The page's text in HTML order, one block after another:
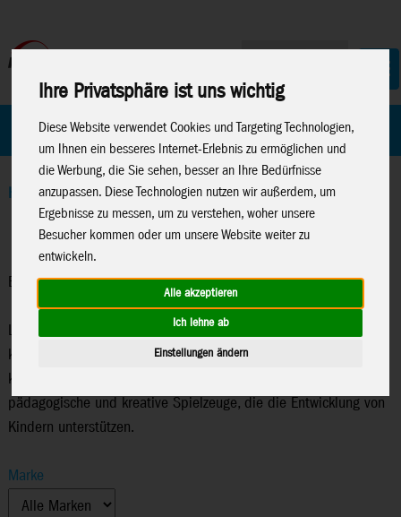
Ihre Privatsphäre ist uns wichtig
Diese Website verwendet Cookies und Targeting Technologien,
um Ihnen ein besseres Internet-Erlebnis zu ermöglichen und
die Werbung, die Sie sehen, besser an Ihre Bedürfnisse
anzupassen. Diese Technologien nutzen wir außerdem, um
Ergebnisse zu messen, um zu verstehen, woher unsere
Besucher kommen oder um unsere Website weiter zu
entwickeln.
Alle akzeptieren
Ich lehne ab
Einstellungen ändern
Home Marken
Home>Spielwaren>Lisciani>Barbie
Barbie
Lisciani bietet eine vielfältige Auswahl an Barbie-Produkten, die
kreatives Spielen und Lernen fördern. Diese Produkte
kombinieren die beliebte Barbie-Marke mit Liscianis Fokus auf
pädagogische und kreative Spielzeuge, die die Entwicklung von
Kindern unterstützen.
Marke